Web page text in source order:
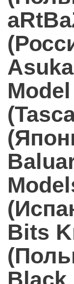
Asuka
Model
Bits
Black